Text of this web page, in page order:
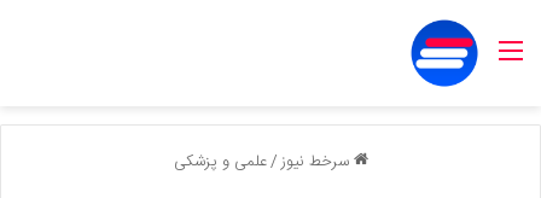
منو
سرخط نیوز/علمی و پزشکی